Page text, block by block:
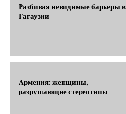
Разбивая невидимые барьеры в
Гагаузии
Армения: женщины,
разрушающие стереотипы